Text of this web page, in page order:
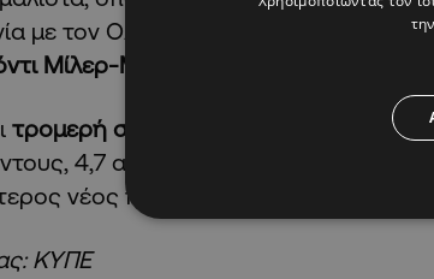
με τον Ολυμπιακό, που έχει ήδη
Μίλερ-ΜακΙντάιρ
τρομερή σεζόν με τη Βαλένθια στην
4,7 ασίστ και 3 ριμπάουντ μέσο
νέος παίκτης της χρονιάς στη
ΚΥΠΕ